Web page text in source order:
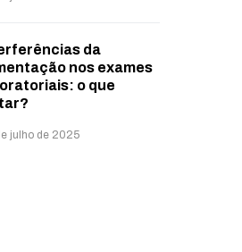
da
nos exames
o que
julho de 2025